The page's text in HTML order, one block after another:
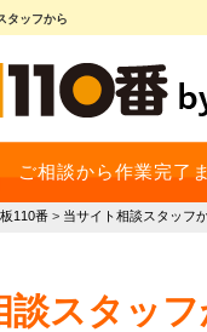
タッフから
ご相談から作業完了
110番 > 当サイト相談スタッフ
談スタッフ